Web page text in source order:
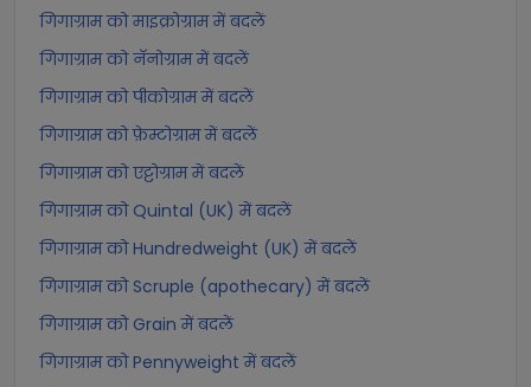
गिगाग्राम को माइक्रोग्राम में बदलें
गिगाग्राम को नॅनोग्राम में बदलें
गिगाग्राम को पीकोग्राम में बदलें
गिगाग्राम को फ़ेम्टोग्राम में बदलें
गिगाग्राम को एट्टोग्राम में बदलें
गिगाग्राम को Quintal (UK) में बदलें
गिगाग्राम को Hundredweight (UK) में बदलें
गिगाग्राम को Scruple (apothecary) में बदलें
गिगाग्राम को Grain में बदलें
गिगाग्राम को Pennyweight में बदलें